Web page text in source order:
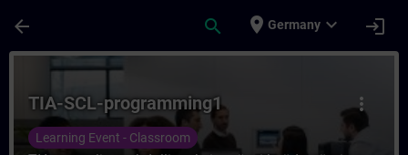
arrow_back search place Germany expand_more login
Kurs - TIA-SCL-programming1 - Training
more_vert
TIA-SCL-programming1
Learning Event - Classroom